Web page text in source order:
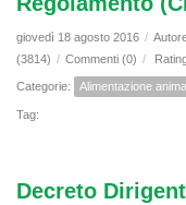
giovedì 18 agosto 2016 /
(3814) / Commenti (0) /
Categorie: Alimentazione
Tag:
Decreto